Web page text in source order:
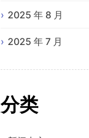
2025 年 8 月
2025 年 7 月
分类